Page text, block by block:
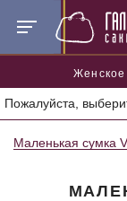
Женское
Пожалуйста,
Главная
Маленькая сумка